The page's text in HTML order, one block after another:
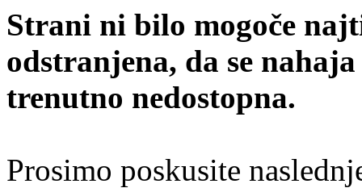
Strani ni bilo mogoče
odstranjena, da se
trenutno nedostopna.
Prosimo poskusite